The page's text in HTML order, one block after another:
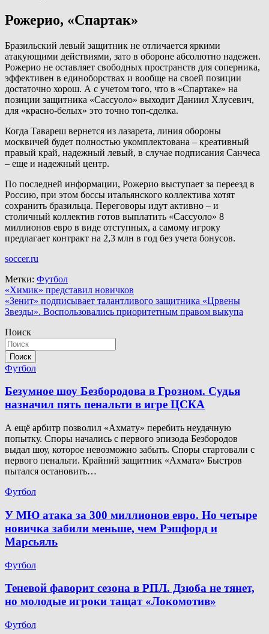
Рожерио, «Спартак»
Бразильский левый защитник не отличается яркими
атакующими действиями, зато в обороне абсолютно надежен.
Рожерио не оставляет свободных пространств для соперника,
эффективен в единоборствах и вообще на своей позиции
достаточно хорош. А с учетом того, что в «Спартаке» на
позиции защитника «Сассуоло» выходит Даниил Хлусевич,
для «красно-белых» это точно топ-сделка.
Когда Тавареш вернется из лазарета, линия обороны
москвичей будет полностью укомплектована – креативный
правый край, надежный левый, в случае подписания Санчеса
– еще и надежный центр.
По последней информации, Рожерио выступает за переезд в
Россию, при этом боссы итальянского коллектива хотят
сохранить бразильца. Переговоры идут активно – и
столичный коллектив готов выплатить «Сассуоло» 8
миллионов евро в виде отступных, а самому игроку
предлагает контракт на 2,3 млн в год без учета бонусов.
soccer.ru
Метки: Футбол
Навигация
по
«Химик» представил новичков
«Зенит» подписывает талантливого защитника «Црвены
Звезды». Воспользовались приоритетным правом выкупа
Поиск
Поиск
Футбол
Безумное шоу Безбородова в Грозном. Судья
назначил пять пенальти в игре ЦСКА
А ещё арбитр позволил «Ахмату» перебить неудачную
попытку. Споры начались с первого эпизода Безбородов
выдал шоу, которое невозможно забыть. Споры стартовали с
первого пенальти. Крайний защитник «Ахмата» Быстров
пытался остановить…
Футбол
У МЮ атака за 300 миллионов евро. Но четыре
новичка забили меньше, чем Рэшфорд и
Марсьяль
Футбол
Теневой фаворит сезона в РПЛ. Дзюба не тянет,
но молодые игроки тащат «Локомотив»
Футбол